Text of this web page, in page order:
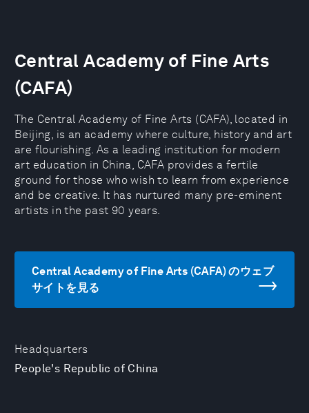
Headquarters
People's Republic of China
Central Academy of Fine Arts
(CAFA)
The Central Academy of Fine Arts (CAFA), located in
Beijing, is an academy where culture, history and art
are flourishing. As a leading institution for modern
art education in China, CAFA provides a fertile
ground for those who wish to learn from experience
and be creative. It has nurtured many pre-eminent
artists in the past 90 years.
Central Academy of Fine Arts (CAFA) のウェブ
サイトを見る